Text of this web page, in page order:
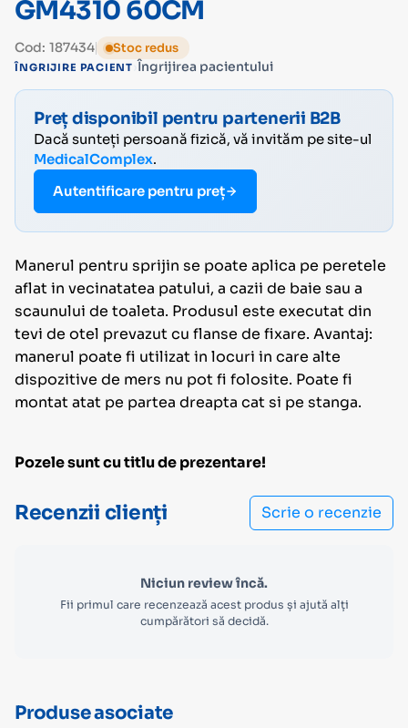
GM4310 60CM
Cod: 187434 Stoc redus
ÎNGRIJIRE PACIENT Îngrijirea pacientului
Preț disponibil pentru partenerii B2B
Dacă sunteți persoană fizică, vă invităm pe site-ul
MedicalComplex.
Autentificare pentru preț
Manerul pentru sprijin se poate aplica pe peretele
aflat in vecinatatea patului, a cazii de baie sau a
scaunului de toaleta. Produsul este executat din
tevi de otel prevazut cu flanse de fixare. Avantaj:
manerul poate fi utilizat in locuri in care alte
dispozitive de mers nu pot fi folosite. Poate fi
montat atat pe partea dreapta cat si pe stanga.
Pozele sunt cu titlu de prezentare!
Recenzii clienți Scrie o recenzie
Niciun review încă.
Fii primul care recenzează acest produs și ajută alți
cumpărători să decidă.
Produse asociate